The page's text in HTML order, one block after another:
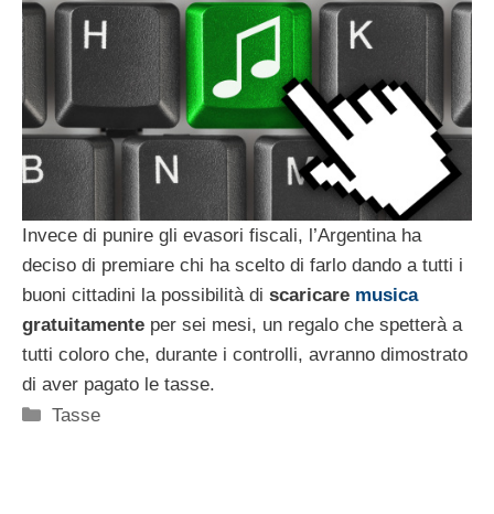
Invece di punire gli evasori fiscali, l’Argentina ha
deciso di premiare chi ha scelto di farlo dando a tutti i
buoni cittadini la possibilità di scaricare musica
gratuitamente per sei mesi, un regalo che spetterà a
tutti coloro che, durante i controlli, avranno dimostrato
di aver pagato le tasse.
Categorie
Tasse